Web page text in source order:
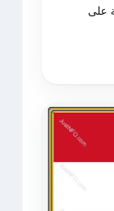
على